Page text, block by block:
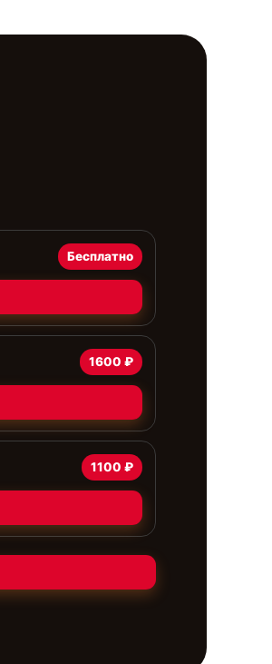
Бесплатно
1600 ₽
1100 ₽